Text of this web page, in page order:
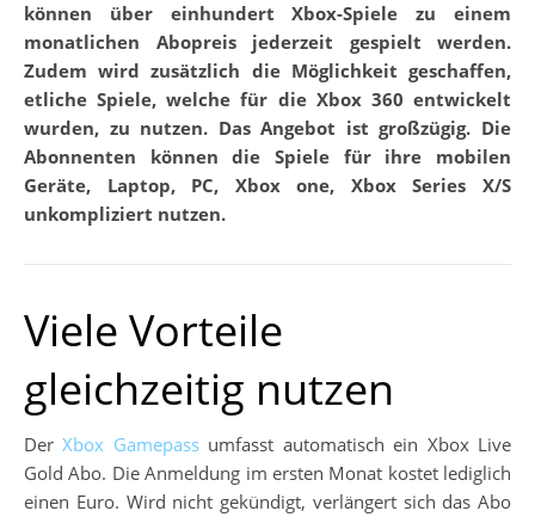
können über einhundert Xbox-Spiele zu einem
monatlichen Abopreis jederzeit gespielt werden.
Zudem wird zusätzlich die Möglichkeit geschaffen,
etliche Spiele, welche für die Xbox 360 entwickelt
wurden, zu nutzen. Das Angebot ist großzügig. Die
Abonnenten können die Spiele für ihre mobilen
Geräte, Laptop, PC, Xbox one, Xbox Series X/S
unkompliziert nutzen.
Viele Vorteile
gleichzeitig nutzen
DerXbox Gamepassumfasst automatisch ein Xbox Live
Gold Abo. Die Anmeldung im ersten Monat kostet lediglich
einen Euro. Wird nicht gekündigt, verlängert sich das Abo